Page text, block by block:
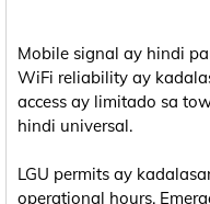
Mobile signal ay hindi
WiFi reliability ay
access ay limitado sa
hindi universal.
LGU permits ay
operational hours.